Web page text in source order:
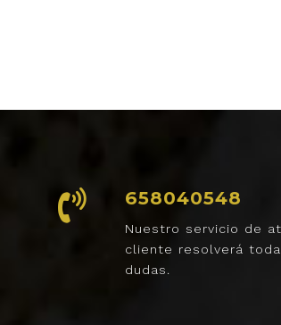
658040548
Nuestro servicio de
cliente resolverá
dudas.